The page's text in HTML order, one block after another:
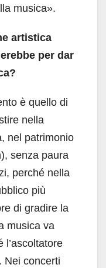
musica».
artistica
per dar
è quello di
nella
nel patrimonio
senza paura
perché nella
più
di gradire la
musica va
l’ascoltatore
Nei concerti